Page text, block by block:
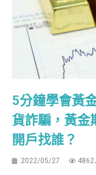
5分鐘學會黃
貨詐騙，黃金
開戶找誰？
2022/05/27 4862